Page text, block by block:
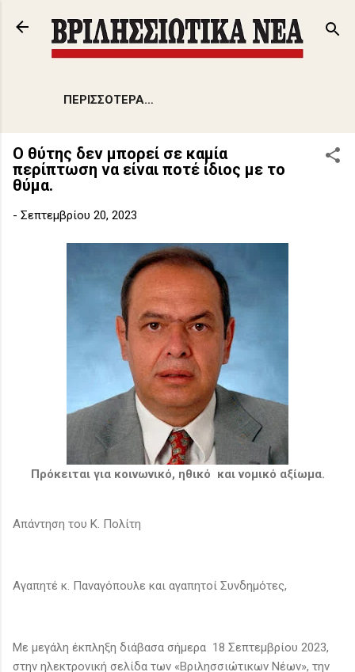
Μετάβαση στο κύριο περιεχόμενο
ΠΕΡΙΣΣΌΤΕΡΑ…
Ο θύτης δεν μπορεί σε καμία
περίπτωση να είναι ποτέ ίδιος με το
θύμα.
- Σεπτεμβρίου 20, 2023
Πρόκειται για κοινωνικό, ηθικό και νομικό αξίωμα.
Απάντηση του Κ. Πολίτη
Αγαπητέ κ. Παναγόπουλε και αγαπητοί Συνδημότες,
Με μεγάλη έκπληξη διάβασα σήμερα 18 Σεπτεμβρίου 2023,
στην ηλεκτρονική σελίδα των «Βριλησσιώτικων Νέων», την